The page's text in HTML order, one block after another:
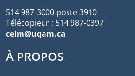
514 987-3000 poste 3910
Télécopieur : 514 987-0397
ceim@uqam.ca
À PROPOS